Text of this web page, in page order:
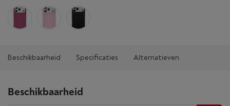
Beschikbaarheid Specificaties Alternatieven
Beschikbaarheid